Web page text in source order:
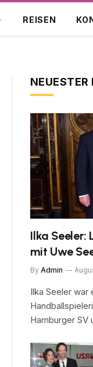
REISEN
NEUESTER
Ilka Seeler:
mit Uwe
By Admin
Ilka Seeler war
Hamburger SV